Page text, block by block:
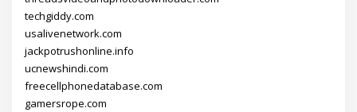
techgiddy.com
usalivenetwork.com
jackpotrushonline.info
ucnewshindi.com
freecellphonedatabase.com
gamersrope.com